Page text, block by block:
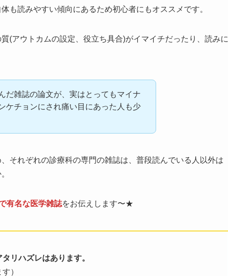
も読みやすい傾向にあるため初心者にもオススメです。
(アウトカムの設定、役立ち具合)がイマイチだったり、読みに
だ雑誌の論文が、実はとってもマイナ
ケチョンにされ痛い目にあった人も少
それぞれの診療科の専門の雑誌は、普段読んでいる人以外は
有名な医学雑誌をお伝えします〜★
リハズレはあります。
）